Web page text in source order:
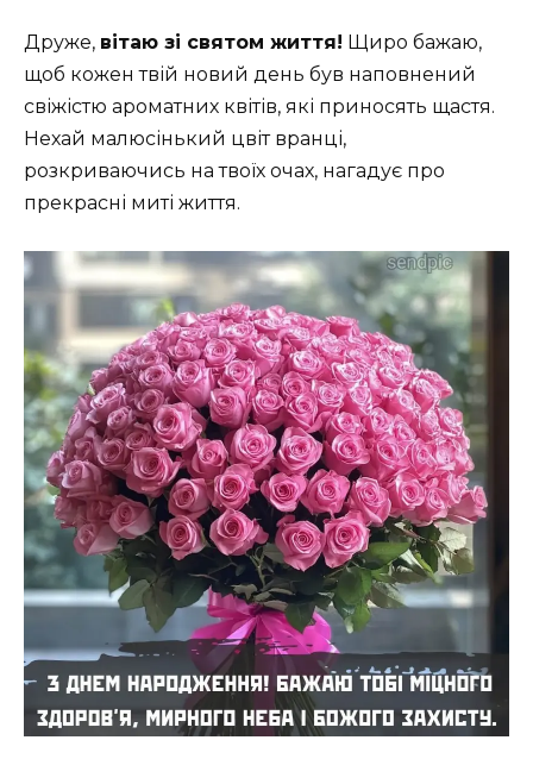
Друже, вітаю зі святом життя! Щиро бажаю,
щоб кожен твій новий день був наповнений
свіжістю ароматних квітів, які приносять щастя.
Нехай малюсінький цвіт вранці,
розкриваючись на твоїх очах, нагадує про
прекрасні миті життя.